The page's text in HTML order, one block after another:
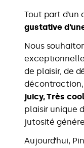
Tout part
gustative
Nous
de plaisir, de
juicy, Très
plaisir unique
jutosité
Aujourd’hui,